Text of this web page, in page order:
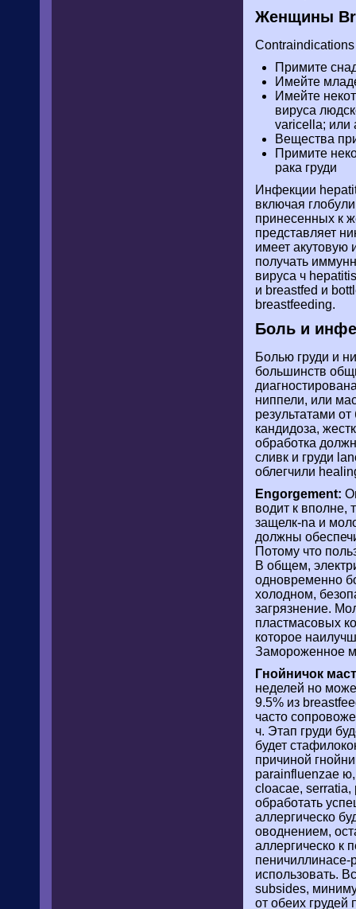
Женщины
Примите
Имейте
Имейте
вируса
varicella; или
Вещества
Примите
рака груди
Инфекции
включая
принесенных к
представляет
имеет акутовую
получать
вируса ч
и breastfed и
breastfeeding.
Боль и
Болью груди и
большинств
ниппели, или
результатами
кандидоза,
обработка
сливк и груди
облегчили
Engorgement:
водит к вполне,
защелк-na и
должны
Потому что
В общем,
одновременно
холодном,
загрязнение.
пластмасовых
которое
Замороженное
Гнойничок
неделей но
9.5% из
часто
ч. Этап груди
будет
причиной
parainfluenzae
cloacae, serratia,
обработать
аллергическо
оводнением,
аллергическо к
пеничиллинасе-
использовать.
subsides,
от обеих грудей